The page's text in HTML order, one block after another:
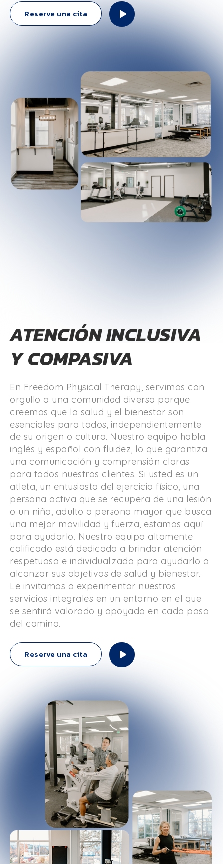
Reserve una cita
ATENCIÓN INCLUSIVA
Y COMPASIVA
En Freedom Physical Therapy, servimos con
orgullo a una comunidad diversa porque
creemos que la salud y el bienestar son
esenciales para todos, independientemente
de su origen o cultura. Nuestro equipo habla
inglés y español con fluidez, lo que garantiza
una comunicación y comprensión claras
para todos nuestros clientes. Si usted es un
atleta, un entusiasta del ejercicio físico, una
persona activa que se recupera de una lesión
o un niño, adulto o persona mayor que busca
una mejor movilidad y fuerza, estamos aquí
para ayudarlo. Nuestro equipo altamente
calificado está dedicado a brindar atención
respetuosa e individualizada para ayudarlo a
alcanzar sus objetivos de salud y bienestar.
Le invitamos a experimentar nuestros
servicios integrales en un entorno en el que
se sentirá valorado y apoyado en cada paso
del camino.
Reserve una cita